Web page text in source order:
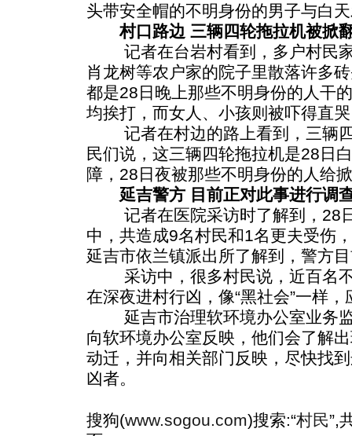
头带安全帽的不明身份的男子与白
村口路边 三辆四轮拖拉机被掀
记者在台岩村看到，多户村民家
肖龙树等农户家的院子里散落许多
都是28日晚上那些不明身份的人干
均挨打，而女人、小孩则被吓得直
记者在村边的路上看到，三辆四
民们说，这三辆四轮拖拉机是28日
障，28日夜被那些不明身份的人给
延吉警方 目前正对此事进行调
记者在医院采访时了解到，28
中，共造成9名村民和1名更夫受伤
延吉市依兰镇派出所了解到，警方
采访中，很多村民说，近百名不
在深夜进村行凶，像“黑社会”一样，
延吉市治理软环境办公室业务监
向软环境办公室反映，他们会了解
动迁，并向相关部门反映，尽快找
凶者。
搜狗(www.sogou.com)搜索:“村民”,